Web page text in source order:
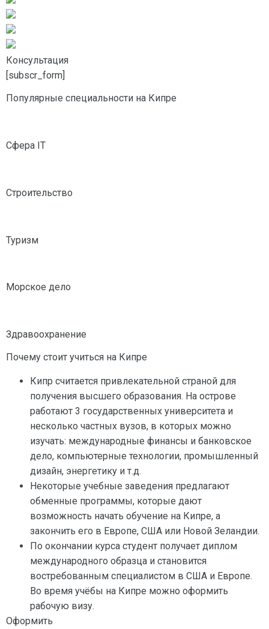
Консультация
[subscr_form]
Популярные специальности на Кипре
Сфера IT
Строительство
Туризм
Морское дело
Здравоохранение
Почему стоит учиться на Кипре
Кипр считается привлекательной страной для
получения высшего образования. На острове
работают 3 государственных университета и
несколько частных вузов, в которых можно
изучать: международные финансы и банковское
дело, компьютерные технологии, промышленный
дизайн, энергетику и т.д.
Некоторые учебные заведения предлагают
обменные программы, которые дают
возможность начать обучение на Кипре, а
закончить его в Европе, США или Новой Зеландии.
По окончании курса студент получает диплом
международного образца и становится
востребованным специалистом в США и Европе.
Во время учёбы на Кипре можно оформить
рабочую визу.
Оформить